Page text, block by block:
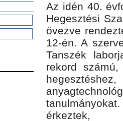
Az idén 40.
Hegesztési
övezve
12-én. A
Tanszék
rekord
érkeztek,